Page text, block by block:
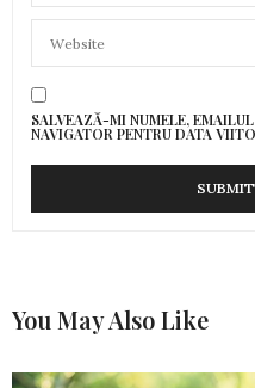
SALVEAZĂ-MI NUMELE,
NAVIGATOR PENTRU DATA
You May Also Like